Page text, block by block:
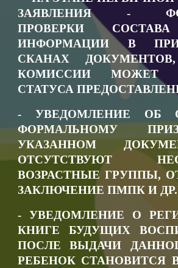
ЗАЯВЛЕНИЯ -
ПРОВЕРКИ
ИНФОРМАЦИИ В
СКАНАХ
КОМИССИИ МОЖЕТ
СТАТУСА
- УВЕДОМЛЕНИЕ ОБ
ФОРМАЛЬНОМУ
УКАЗАННОМ
ОТСУТСТВУЮТ
ВОЗРАСТНЫЕ ГРУППЫ,
ЗАКЛЮЧЕНИЕ ПМПК И
- УВЕДОМЛЕНИЕ О
КНИГЕ БУДУЩИХ
ПОСЛЕ ВЫДАЧИ
РЕБЕНОК СТАНОВИТСЯ